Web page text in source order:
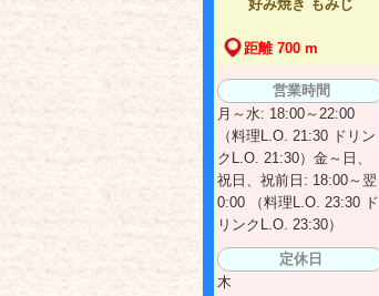
好み焼き もみじ
距離 700 m
営業時間
月～水: 18:00～22:00
（料理L.O. 21:30 ドリン
クL.O. 21:30）金～日、
祝日、祝前日: 18:00～翌
0:00 （料理L.O. 23:30 ド
リンクL.O. 23:30）
定休日
木